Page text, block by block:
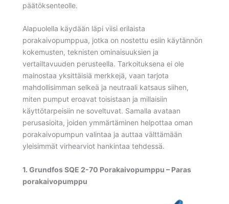
päätöksenteolle.
Alapuolella käydään läpi viisi erilaista
porakaivopumppua, jotka on nostettu esiin käytännön
kokemusten, teknisten ominaisuuksien ja
vertailtavuuden perusteella. Tarkoituksena ei ole
mainostaa yksittäisiä merkkejä, vaan tarjota
mahdollisimman selkeä ja neutraali katsaus siihen,
miten pumput eroavat toisistaan ja millaisiin
käyttötarpeisiin ne soveltuvat. Samalla avataan
perusasioita, joiden ymmärtäminen helpottaa oman
porakaivopumpun valintaa ja auttaa välttämään
yleisimmät virhearviot hankintaa tehdessä.
1. Grundfos SQE 2-70 Porakaivopumppu – Paras
porakaivopumppu